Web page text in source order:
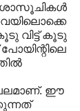
വിട്ട്‌ കൂടു
ഈ